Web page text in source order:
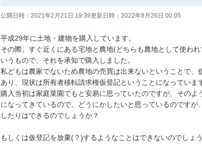
公開日時： 2021年2月21日 19:39更新日時： 2022年8月26日 00:05
平成29年に土地・建物を購入しています。
その際、すぐ近くにある宅地と農地(どちらも農地として使わ
いうもので、それを承知で購入しました。
私どもは農家でないため農地の売買は出来ないということで
あり、現状は所有者移転請求権仮登記ということになっていま
購入当初は家庭菜園でもと安易に思っていたのですが、その
になってきているので、どうにかしたいと思っているのですが
したりはできるのでしょうか？
もしくは仮登記を放棄(？)するようなことはできないのでしょ